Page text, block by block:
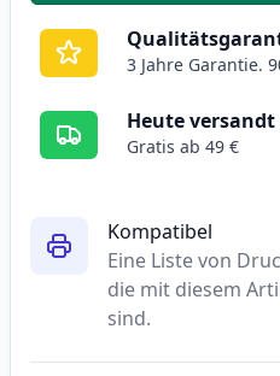
Kompatibel
Eine Liste von
die mit diesem
sind.
3 Jahre Garantie.
Heute versandt
Gratis ab 49 €